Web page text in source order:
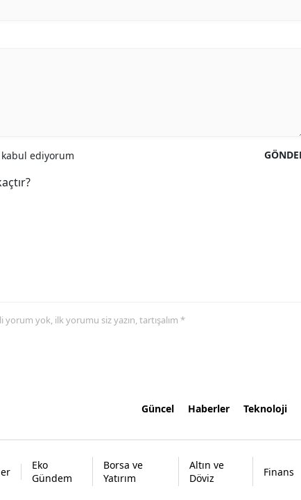
ediyorum
yorum yok, ilk yorumu siz yazın, tartışalım *
Güncel Haberler Teknoloji
Eko
Gündem
Borsa ve
Yatırım
Altın ve
Döviz
Finans